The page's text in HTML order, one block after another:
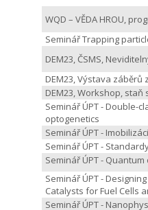
WQD – VĚDA HROU,
Seminář Trapping
DEM23, ČSMS,
DEM23, Výstava
DEM23, Workshop,
Seminář ÚPT - Double-
optogenetics
Seminář ÚPT -
Seminář ÚPT -
Seminář ÚPT - Quantum
Seminář ÚPT -
Catalysts for Fuel Cells
Seminář ÚPT -